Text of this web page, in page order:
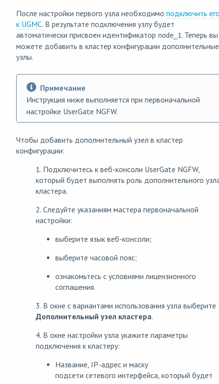
После настройки первого узла необходимо подключить
к UGMC. В результате подключения узлу будет
автоматически присвоен идентификатор node_1. Теперь вы
можете добавить в кластер конфигурации дополнительные
узлы.
Примечание
Инструкция ниже выполняется при первоначальной
настройке UserGate NGFW.
Чтобы добавить дополнительный узел в кластер
конфигурации:
1. Подключитесь к веб-консоли UserGate NGFW,
который будет выполнять роль дополнительного
кластера.
2. Следуйте указаниям мастера первоначальной
настройки:
выберите язык веб-консоли;
выберите часовой пояс;
ознакомьтесь с условиями лицензионного
соглашения.
3. В окне с вариантами использования узла выберите
Дополнительный узел кластера.
4. В окне настройки узла укажите параметры
подключения к кластеру:
Название, IP-адрес и маску
подсети сетевого интерфейса, который будет